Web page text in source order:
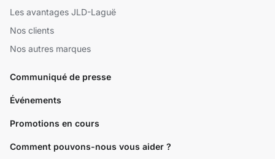
Les avantages JLD-Laguë
Nos clients
Nos autres marques
Communiqué de presse
Événements
Promotions en cours
Comment pouvons-nous vous aider ?